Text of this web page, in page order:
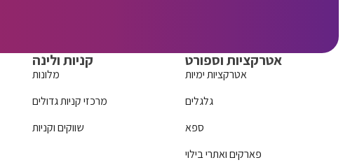
קניות ולינה
מלונות
מרכזי קניות גדולים
שווקים וקניות
אטרקציות וספורט
אטרקציות ימיות
גלגלים
ספא
פארקים ואתרי בילוי